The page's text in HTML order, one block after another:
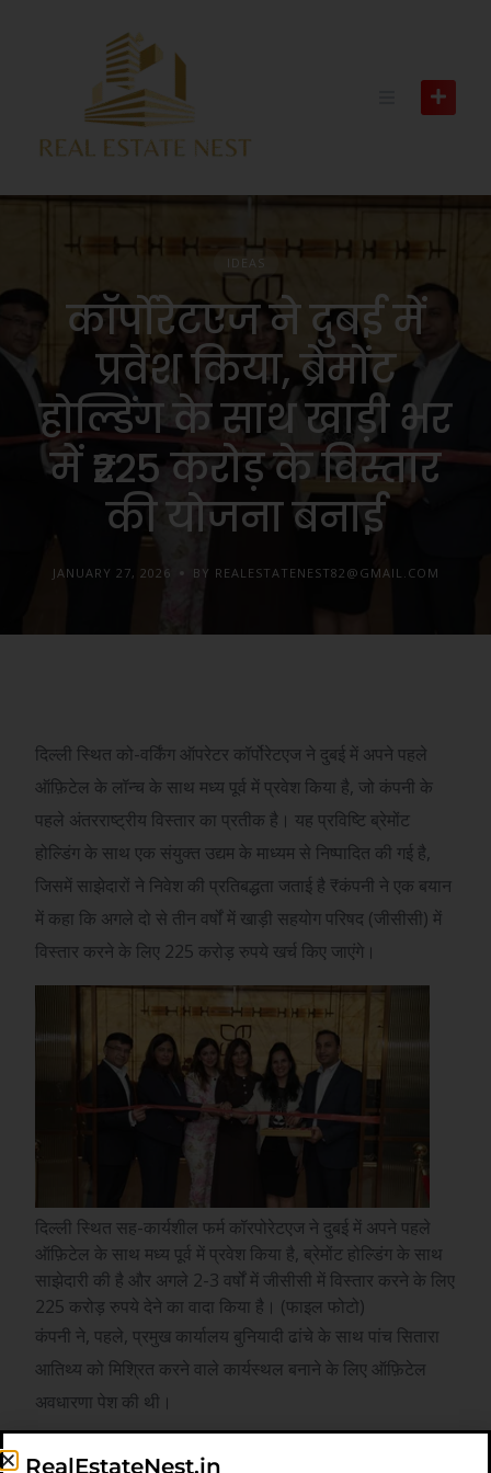
IDEAS
कॉर्पोरेटएज ने दुबई में
प्रवेश किया, ब्रेमोंट
होल्डिंग के साथ खाड़ी भर
में ₹225 करोड़ के विस्तार
की योजना बनाई
JANUARY 27, 2026 BY REALESTATENEST82@GMAIL.COM
दिल्ली स्थित को-वर्किंग ऑपरेटर कॉर्पोरेटएज ने दुबई में अपने पहले
ऑफ़िटेल के लॉन्च के साथ मध्य पूर्व में प्रवेश किया है, जो कंपनी के
पहले अंतरराष्ट्रीय विस्तार का प्रतीक है। यह प्रविष्टि ब्रेमोंट
होल्डिंग के साथ एक संयुक्त उद्यम के माध्यम से निष्पादित की गई है,
जिसमें साझेदारों ने निवेश की प्रतिबद्धता जताई है₹कंपनी ने एक बयान
में कहा कि अगले दो से तीन वर्षों में खाड़ी सहयोग परिषद (जीसीसी) में
विस्तार करने के लिए 225 करोड़ रुपये खर्च किए जाएंगे।
दिल्ली स्थित सह-कार्यशील फर्म कॉरपोरेटएज ने दुबई में अपने पहले
ऑफ़िटेल के साथ मध्य पूर्व में प्रवेश किया है, ब्रेमोंट होल्डिंग के साथ
साझेदारी की है और अगले 2-3 वर्षों में जीसीसी में विस्तार करने के लिए
225 करोड़ रुपये देने का वादा किया है। (फाइल फोटो)
कंपनी ने, पहले, प्रमुख कार्यालय बुनियादी ढांचे के साथ पांच सितारा
आतिथ्य को मिश्रित करने वाले कार्यस्थल बनाने के लिए ऑफ़िटेल
अवधारणा पेश की थी।
बयान में कहा गया है कि पहला यूएई केंद्र डाउनटाउन दुबई के एम्मार
RealEstateNest.in